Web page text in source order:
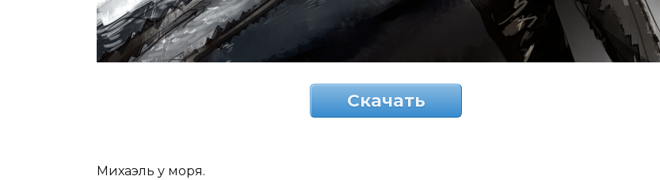
Скачать
Михаэль у моря.